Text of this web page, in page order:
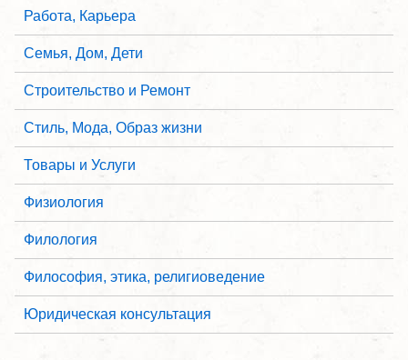
Работа, Карьера
Семья, Дом, Дети
Строительство и Ремонт
Стиль, Мода, Образ жизни
Товары и Услуги
Физиология
Филология
Философия, этика, религиоведение
Юридическая консультация